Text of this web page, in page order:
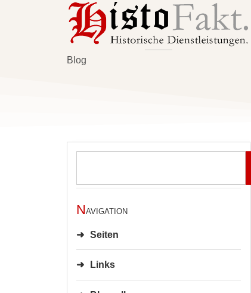
Blog
Navigation
Seiten
Links